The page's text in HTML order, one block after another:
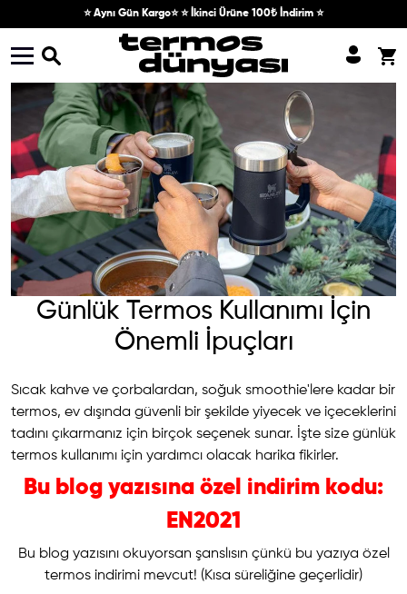
Skip to content⭐ Aynı Gün Kargo⭐ ⭐ İkinci Ürüne 100₺ İndirim ⭐
Günlük Termos Kullanımı İçin
Önemli İpuçları
Sıcak kahve ve çorbalardan, soğuk smoothie'lere kadar bir
termos, ev dışında güvenli bir şekilde yiyecek ve içeceklerini
tadını çıkarmanız için birçok seçenek sunar. İşte size günlük
termos kullanımı için yardımcı olacak harika fikirler.
Bu blog yazısına özel indirim kodu:
EN2021
Bu blog yazısını okuyorsan şanslısın çünkü bu yazıya özel
termos indirimi mevcut! (Kısa süreliğine geçerlidir)